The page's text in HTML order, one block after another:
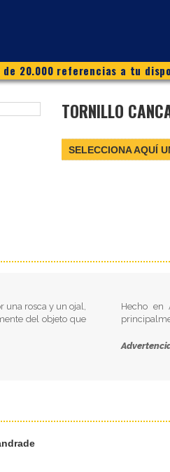
de 20.000 referencias a tu
TORNILLO
SELECCIONA AQUÍ
una rosca y un ojal,
del objeto que
Hecho en